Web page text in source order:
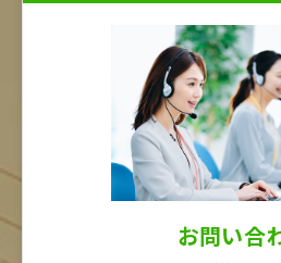
お問い合